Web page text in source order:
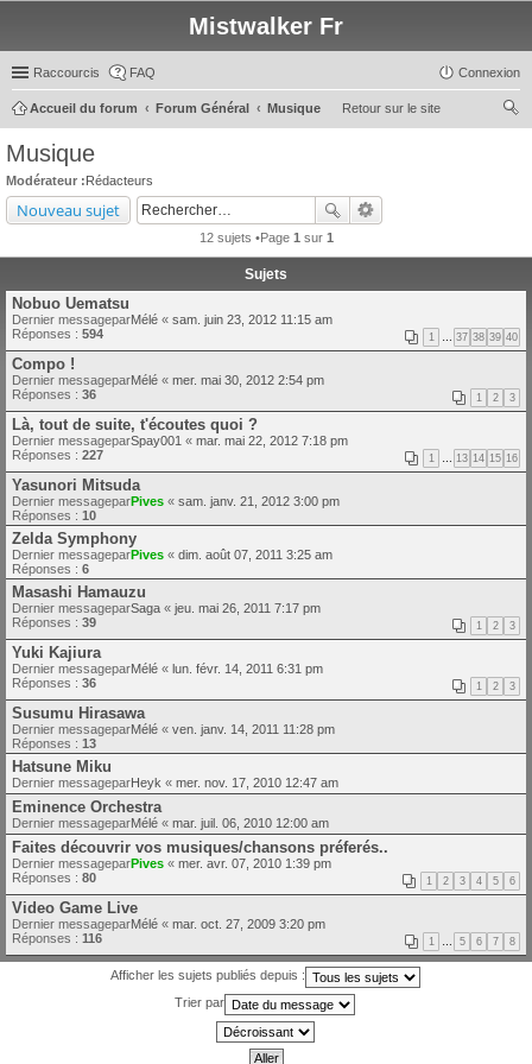
Mistwalker Fr
Raccourcis FAQ Connexion
Retour sur le site
Accueil du forum Forum Général
Musique
Musique
Modérateur :Rédacteurs
Nouveau sujet
12 sujets •Page 1 sur 1
Sujets
Nobuo Uematsu
Dernier messageparMélé « sam. juin 23, 2012 11:15 am
Réponses : 594 1 37 38 39 40
Compo !
Dernier messageparMélé « mer. mai 30, 2012 2:54 pm
Réponses : 36 1 2 3
Là, tout de suite, t'écoutes quoi ?
Dernier messageparSpay001 « mar. mai 22, 2012 7:18 pm
Réponses : 227 1 13 14 15 16
Yasunori Mitsuda
Dernier messageparPives « sam. janv. 21, 2012 3:00 pm
Réponses : 10
Zelda Symphony
Dernier messageparPives « dim. août 07, 2011 3:25 am
Réponses : 6
Masashi Hamauzu
Dernier messageparSaga « jeu. mai 26, 2011 7:17 pm
Réponses : 39 1 2 3
Yuki Kajiura
Dernier messageparMélé « lun. févr. 14, 2011 6:31 pm
Réponses : 36 1 2 3
Susumu Hirasawa
Dernier messageparMélé « ven. janv. 14, 2011 11:28 pm
Réponses : 13
Hatsune Miku
Dernier messageparHeyk « mer. nov. 17, 2010 12:47 am
Eminence Orchestra
Dernier messageparMélé « mar. juil. 06, 2010 12:00 am
Faites découvrir vos musiques/chansons préferés..
Dernier messageparPives « mer. avr. 07, 2010 1:39 pm
Réponses : 80 1 2 3 4 5 6
Video Game Live
Dernier messageparMélé « mar. oct. 27, 2009 3:20 pm
Réponses : 116 1 5 6 7 8
Afficher les sujets publiés depuis :
Trier par